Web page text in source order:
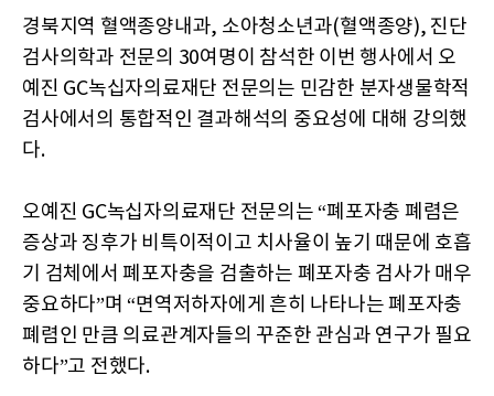
경북지역 혈액종양내과, 소아청소년과(혈액종양), 진단
검사의학과 전문의 30여명이 참석한 이번 행사에서 오
예진 GC녹십자의료재단 전문의는 민감한 분자생물학적
검사에서의 통합적인 결과해석의 중요성에 대해 강의했
다.
오예진 GC녹십자의료재단 전문의는 “폐포자충 폐렴은
증상과 징후가 비특이적이고 치사율이 높기 때문에 호흡
기 검체에서 폐포자충을 검출하는 폐포자충 검사가 매우
중요하다”며 “면역저하자에게 흔히 나타나는 폐포자충
폐렴인 만큼 의료관계자들의 꾸준한 관심과 연구가 필요
하다”고 전했다.